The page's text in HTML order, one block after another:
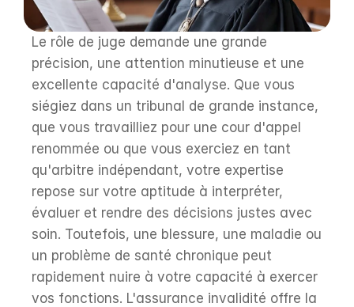
Le rôle de juge demande une grande
précision, une attention minutieuse et une
excellente capacité d'analyse. Que vous
siégiez dans un tribunal de grande instance,
que vous travailliez pour une cour d'appel
renommée ou que vous exerciez en tant
qu'arbitre indépendant, votre expertise
repose sur votre aptitude à interpréter,
évaluer et rendre des décisions justes avec
soin. Toutefois, une blessure, une maladie ou
un problème de santé chronique peut
rapidement nuire à votre capacité à exercer
vos fonctions. L'assurance invalidité offre la